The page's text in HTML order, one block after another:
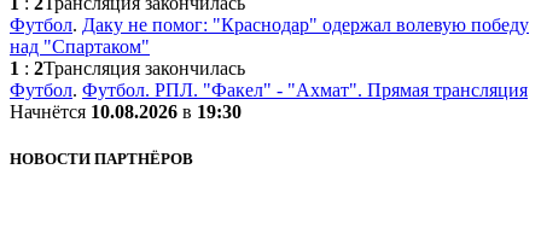
Футбол. Даку не помог: "Краснодар" одержал волевую победу
над "Спартаком"
1 : 2Трансляция закончилась
Футбол. Футбол. РПЛ. "Факел" - "Ахмат". Прямая трансляция
Начнётся 10.08.2026 в 19:30
НОВОСТИ ПАРТНЁРОВ